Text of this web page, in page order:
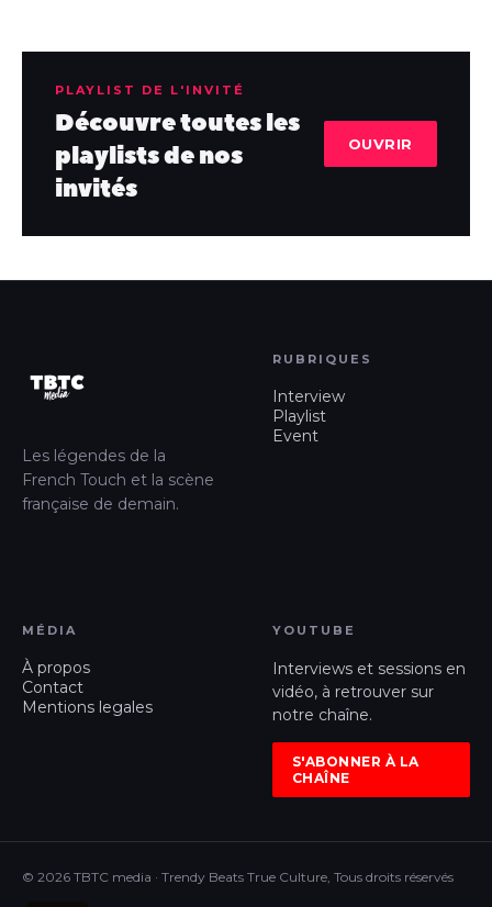
PLAYLIST DE L'INVITÉ
Découvre toutes les
playlists de nos
invités
OUVRIR
Les légendes de la
French Touch et la scène
française de demain.
RUBRIQUES
Interview
Playlist
Event
MÉDIA
À propos
Contact
Mentions legales
YOUTUBE
Interviews et sessions en
vidéo, à retrouver sur
notre chaîne.
S'ABONNER À LA
CHAÎNE
© 2026 TBTC media · Trendy Beats True Culture, Tous droits réservés